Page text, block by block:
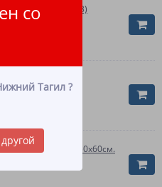
со
Тагил ?
(Импорт) (арт. 33)
шт.)
пл.200 гр/м2, 50х60см.